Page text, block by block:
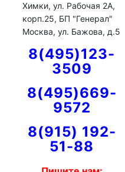
Химки, ул. Рабочая 2А,
корп.25, БП "Генерал"
Москва, ул. Бажова, д.5
8(495)123-
3509
8(495)669-
9572
8(915) 192-
51-88